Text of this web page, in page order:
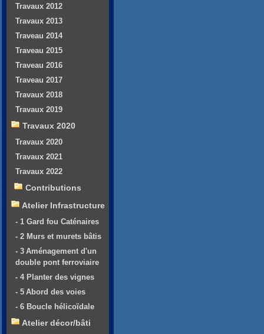
Travaux 2012
Travaux 2013
Traveau 2014
Traveau 2015
Traveau 2016
Traveau 2017
Travaux 2018
Travaux 2019
Travaux 2020
Travaux 2020
Travaux 2021
Travaux 2022
Contributions
Atelier Infrastructure
- 1 Gard fou Caténaires
- 2 Murs et murets bâtis
- 3 Aménagement d'un
double pont ferroviaire
- 4 Planter des vignes
- 5 Abord des voies
- 6 Boucle hélicoïdale
Atelier décor/bâti